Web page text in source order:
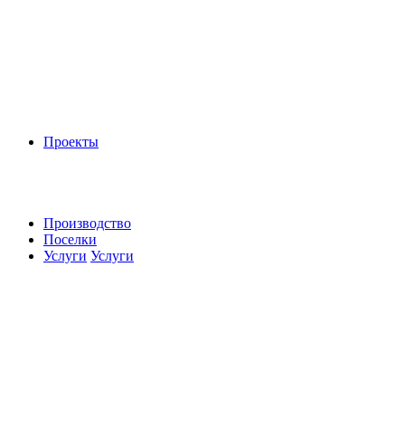
Проекты
Производство
Поселки
Услуги Услуги